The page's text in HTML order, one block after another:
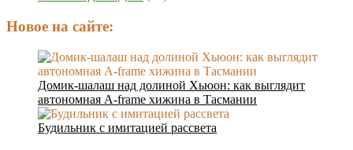
Новое на сайте:
Домик-шалаш над долиной Хьюон: как выглядит
автономная A-frame хижина в Тасмании
Будильник с имитацией рассвета